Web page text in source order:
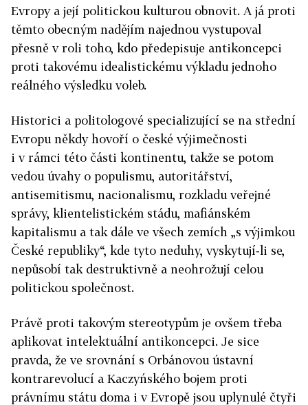
Evropy a její politickou kulturou obnovit. A já proti
těmto obecným nadějím najednou vystupoval
přesně v roli toho, kdo předepisuje antikoncepci
proti takovému idealistickému výkladu jednoho
reálného výsledku voleb.
Historici a politologové specializující se na střední
Evropu někdy hovoří o české výjimečnosti
i v rámci této části kontinentu, takže se potom
vedou úvahy o populismu, autoritářství,
antisemitismu, nacionalismu, rozkladu veřejné
správy, klientelistickém stádu, mafiánském
kapitalismu a tak dále ve všech zemích „s výjimkou
České republiky“, kde tyto neduhy, vyskytují‑li se,
nepůsobí tak destruktivně a neohrožují celou
politickou společnost.
Právě proti takovým stereotypům je ovšem třeba
aplikovat intelektuální antikoncepci. Je sice
pravda, že ve srovnání s Orbánovou ústavní
kontrarevolucí a Kaczyńského bojem proti
právnímu státu doma i v Evropě jsou uplynulé čtyři